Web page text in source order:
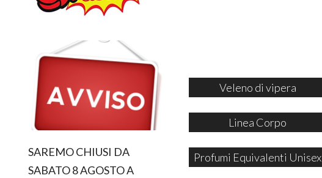
Veleno di vipera
Linea Corpo
Profumi Equivalenti Unisex
SAREMO CHIUSI DA
SABATO 8 AGOSTO A